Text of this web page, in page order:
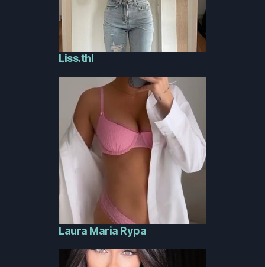
Liss.thl
Laura Maria Rypa